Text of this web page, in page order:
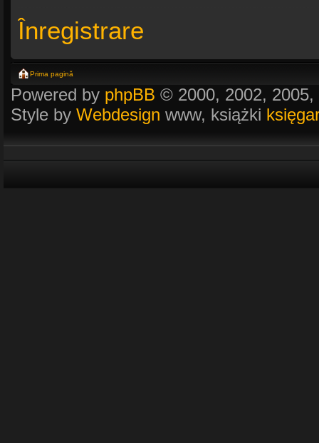
Înregistrare
Prima pagină
Powered by phpBB © 2000, 2002,
Style by Webdesign www, książki